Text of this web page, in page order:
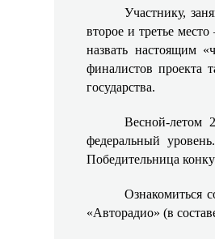
Участнику,
второе и третье
назвать настоящим
финалистов проекта
государства.
Весной-летом
федеральный
Победительница
Ознакомиться
«Авторадио»(в